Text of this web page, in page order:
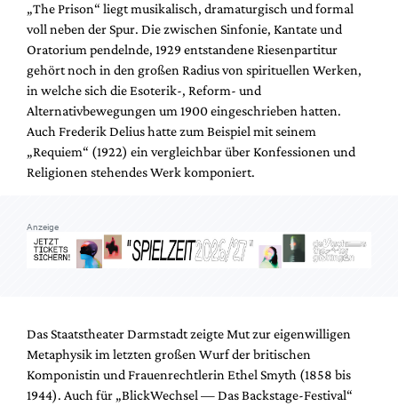
Shop / Abo
Newsletter
Redaktion
Autor:innen
Partner
Mediadaten
Suche
„The Prison“ liegt musikalisch, dramaturgisch und formal
voll neben der Spur. Die zwischen Sinfonie, Kantate und
Oratorium pendelnde, 1929 entstandene Riesenpartitur
gehört noch in den großen Radius von spirituellen Werken,
in welche sich die Esoterik-, Reform- und
Alternativbewegungen um 1900 eingeschrieben hatten.
Auch Frederik Delius hatte zum Beispiel mit seinem
„Requiem“ (1922) ein vergleichbar über Konfessionen und
Religionen stehendes Werk komponiert.
Anzeige
Das Staatstheater Darmstadt zeigte Mut zur eigenwilligen
Metaphysik im letzten großen Wurf der britischen
Komponistin und Frauenrechtlerin Ethel Smyth (1858 bis
1944). Auch für „BlickWechsel — Das Backstage-Festival“